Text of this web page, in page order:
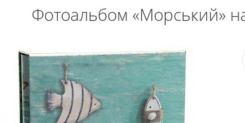
Фотоальбом «Морський»